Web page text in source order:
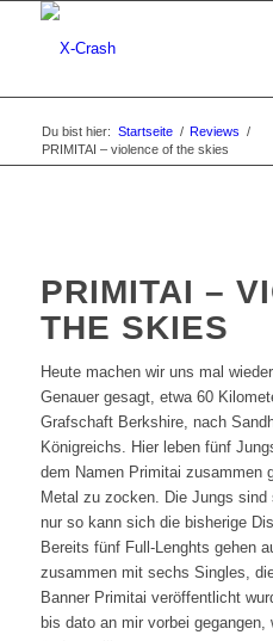
Du bist hier: Startseite / Reviews /
PRIMITAI – violence of the skies
PRIMITAI –
THE SKIES
Heute machen wir uns mal
Genauer gesagt, etwa 60
Grafschaft Berkshire, nach
Königreichs. Hier leben fünf
dem Namen Primitai zusammen
Metal zu zocken. Die Jungs
nur so kann sich die bisherige
Bereits fünf Full-Lenghts gehen
zusammen mit sechs Singles,
Banner Primitai veröffentlicht
bis dato an mir vorbei